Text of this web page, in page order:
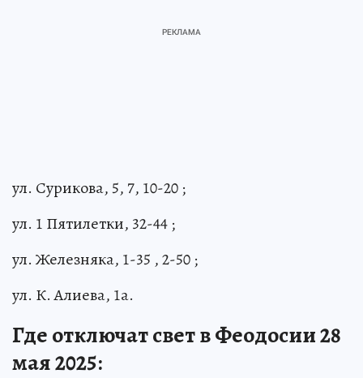
ул. Сурикова, 5, 7, 10-20 ;
ул. 1 Пятилетки, 32-44 ;
ул. Железняка, 1-35 , 2-50 ;
ул. К. Алиева, 1а.
Где отключат свет в Феодосии 28
мая 2025: